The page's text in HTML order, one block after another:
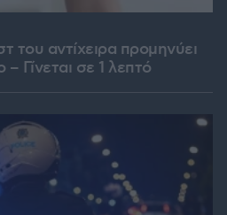
του αντίχειρα προμηνύει
Γίνεται σε 1 λεπτό